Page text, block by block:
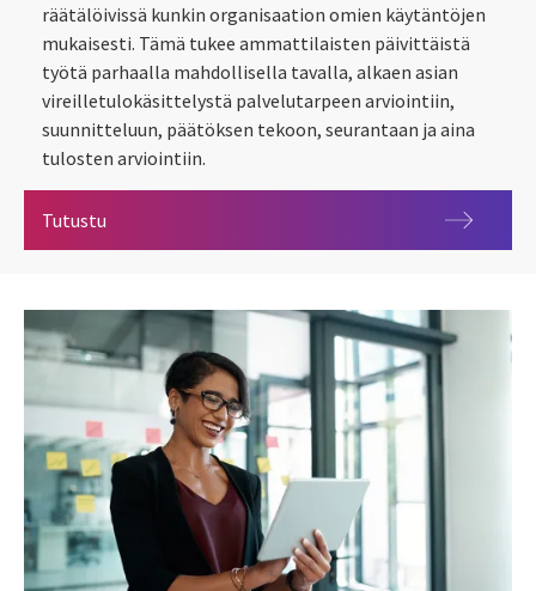
räätälöivissä kunkin organisaation omien käytäntöjen
mukaisesti. Tämä tukee ammattilaisten päivittäistä
työtä parhaalla mahdollisella tavalla, alkaen asian
vireilletulokäsittelystä palvelutarpeen arviointiin,
suunnitteluun, päätöksen tekoon, seurantaan ja aina
tulosten arviointiin.
Tutustu